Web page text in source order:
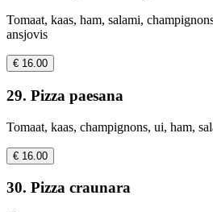
Tomaat, kaas, ham, salami,
ansjovis
€ 16.00
29. Pizza paesana
Tomaat, kaas, champignons, ui, ham,
€ 16.00
30. Pizza craunara